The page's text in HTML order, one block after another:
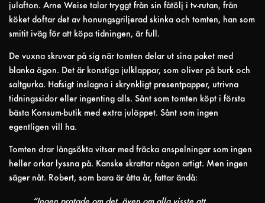
julafton. Arne Weise talar tryggt från sin fåtölj i tv-rutan, från
köket doftar det av honungsgriljerad skinka och tomten, han som
smitit iväg för att köpa tidningen, är full.
De vuxna skruvar på sig när tomten delar ut sina paket med
blanka ögon. Det är konstiga julklappar, som oliver på burk och
saltgurka. Hafsigt inslagna i skrynkligt presentpapper, utrivna
tidningssidor eller ingenting alls. Sånt som tomten köpt i första
bästa Konsum-butik med extra julöppet. Sånt som ingen
egentligen vill ha.
Tomten drar långsökta vitsar med fräcka anspelningar som ingen
heller orkar lyssna på. Kanske skrattar någon artigt. Men ingen
säger nåt. Robert, som bara är åtta år, fattar ändå: